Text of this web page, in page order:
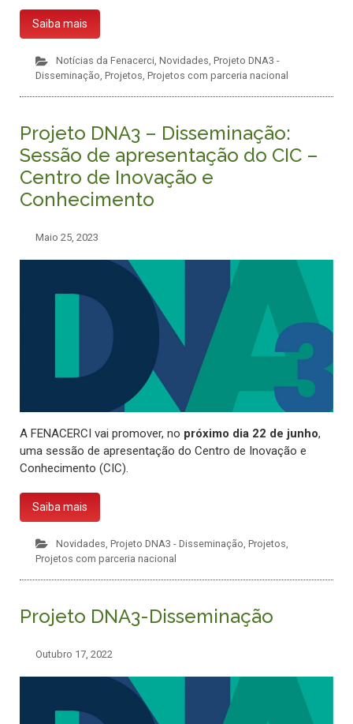
Saiba mais
Notícias da Fenacerci, Novidades, Projeto DNA3 -
Disseminação, Projetos, Projetos com parceria nacional
Projeto DNA3 – Disseminação:
Sessão de apresentação do CIC –
Centro de Inovação e
Conhecimento
Maio 25, 2023
A FENACERCI vai promover, no próximo dia 22 de junho,
uma sessão de apresentação do Centro de Inovação e
Conhecimento (CIC).
Saiba mais
Novidades Projeto DNA3 - Disseminação Projetos
Projetos com parceria nacional
Projeto DNA3-Disseminação
Outubro 17, 2022